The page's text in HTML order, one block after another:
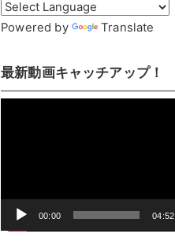
Powered by Translate
最新動画キャッチアップ！
ー
00:00 04:52